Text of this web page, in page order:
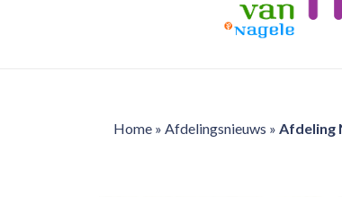
Home» Afdelingsnieuws » Afdeling